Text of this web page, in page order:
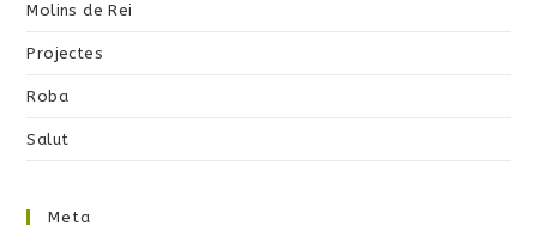
Molins de Rei
Projectes
Roba
Salut
Meta